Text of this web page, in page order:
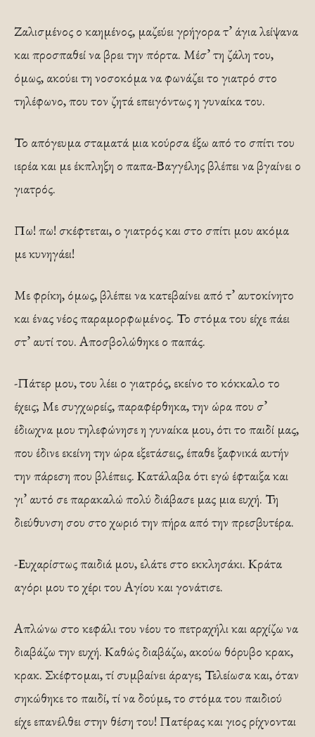
Ζαλισμένος ο καημένος, μα­ζεύει γρήγορα τ’ άγια λείψανα
και προσπαθεί να βρει την πόρτα. Μέσ’ τη ζάλη του,
όμως, ακούει τη νοσο­κόμα να φωνάζει το γιατρό στο
τηλέφωνο, που τον ζη­τά επειγόντως η γυναίκα του.
Το απόγευμα σταματά μια κούρσα έξω από το σπί­τι του
ιερέα και με έκπληξη ο παπα-Βαγγέλης βλέπει να βγαίνει ο
γιατρός.
Πω! πω! σκέφτεται, ο γιατρός και στο σπίτι μου ακόμα
με κυνηγάει!
Με φρίκη, όμως, βλέπει να κατεβαίνει από τ’ αυτοκίνητο
και ένας νέος παραμορφωμένος. Το στόμα του είχε πάει
στ’ αυ­τί του. Αποσβολώθηκε ο παπάς.
-Πάτερ μου, του λέει ο γιατρός, εκείνο το κόκκαλο το
έχεις; Με συγχωρείς, παραφέρθηκα, την ώρα που σ’
έδιωχνα μου τηλεφώνησε η γυναίκα μου, ότι το παιδί μας,
που έδινε εκείνη την ώρα εξετάσεις, έπα­θε ξαφνικά αυτήν
την πάρεση που βλέπεις. Κατάλαβα ότι εγώ έφταιξα και
γι’ αυτό σε παρακαλώ πολύ διά­βασε μας μια ευχή. Τη
διεύθυνση σου στο χωριό την πήρα από την πρεσβυτέρα.
-Ευχαρίστως παιδιά μου, ελάτε στο εκκλησάκι. Κράτα
αγόρι μου το χέρι του Αγίου και γονάτισε.
Απλώνω στο κεφάλι του νέου το πετραχήλι και αρχίζω να
διαβάζω την ευχή. Καθώς διαβάζω, ακούω θόρυβο κρακ,
κρακ. Σκέφτομαι, τί συμβαίνει άραγε; Τελείωσα και, όταν
σηκώθηκε το παιδί, τί να δούμε, το στόμα του παιδιού
είχε επανέλθει στην θέση του! Πατέρας και γιος ρίχνονται